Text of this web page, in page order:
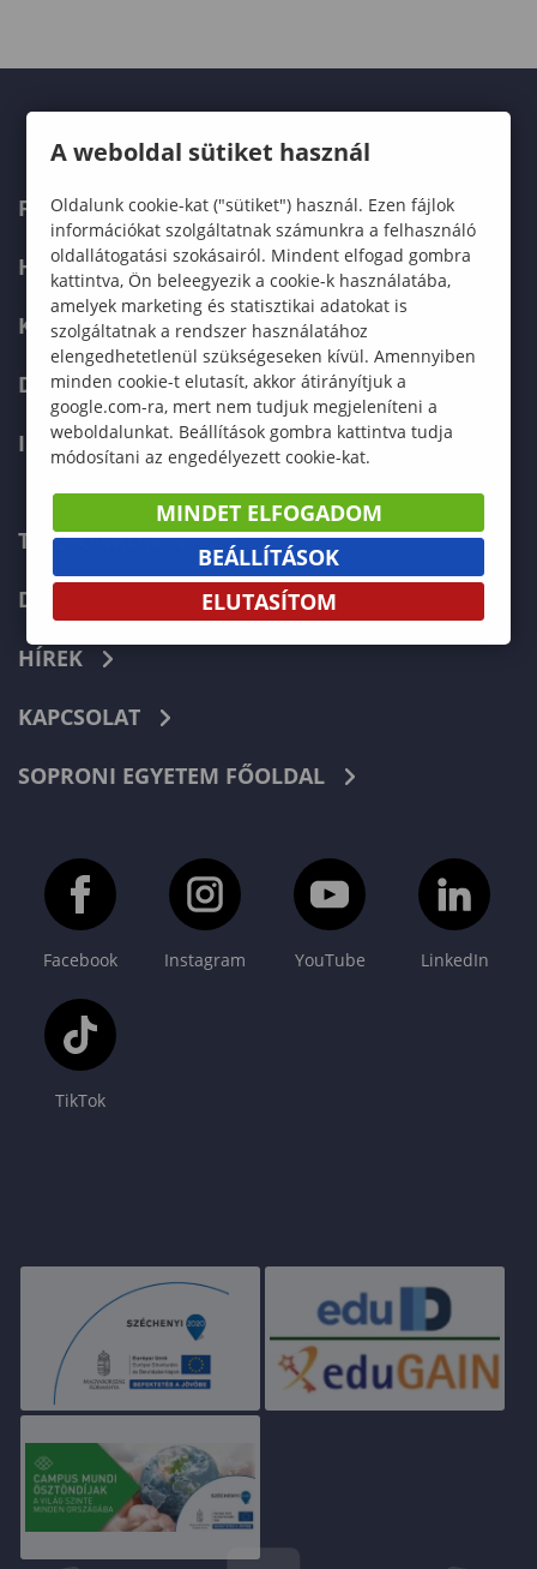
FELVÉTELIZŐKNEK
HALLGATÓKNAK
KÉPZÉSEK
DOKTORI ISKOLA
INTERNATIONAL
TELEFONKÖNYV
DOKUMENTUMOK
HÍREK
KAPCSOLAT
SOPRONI EGYETEM FŐOLDAL
Facebook Instagram YouTube LinkedIn
TikTok
A weboldal sütiket használ
Oldalunk cookie-kat ("sütiket") használ. Ezen fájlok
információkat szolgáltatnak számunkra a felhasználó
oldallátogatási szokásairól. Mindent elfogad gombra
kattintva, Ön beleegyezik a cookie-k használatába,
amelyek marketing és statisztikai adatokat is
szolgáltatnak a rendszer használatához
elengedhetetlenül szükségeseken kívül. Amennyiben
minden cookie-t elutasít, akkor átirányítjuk a
google.com-ra, mert nem tudjuk megjeleníteni a
weboldalunkat. Beállítások gombra kattintva tudja
módosítani az engedélyezett cookie-kat.
MINDET ELFOGADOM
BEÁLLÍTÁSOK
ELUTASÍTOM